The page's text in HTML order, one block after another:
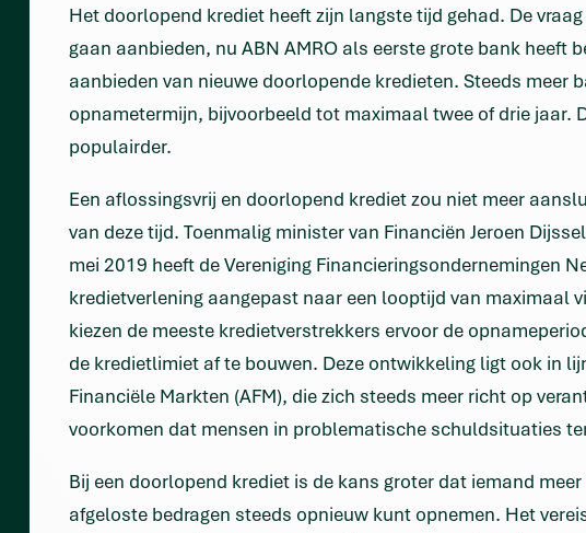
Het doorlopend krediet heeft zijn langste tijd gehad. De
gaan aanbieden, nu ABN AMRO als eerste grote bank heeft
aanbieden van nieuwe doorlopende kredieten. Steeds meer
opnametermijn, bijvoorbeeld tot maximaal twee of drie jaar.
populairder.
Een aflossingsvrij en doorlopend krediet zou niet meer
van deze tijd. Toenmalig minister van Financiën Jeroen
mei 2019 heeft de Vereniging Financieringsondernemingen
kredietverlening aangepast naar een looptijd van maximaal
kiezen de meeste kredietverstrekkers ervoor de
de kredietlimiet af te bouwen. Deze ontwikkeling ligt ook in
Financiële Markten (AFM), die zich steeds meer richt op
voorkomen dat mensen in problematische schuldsituaties
Bij een doorlopend krediet is de kans groter dat iemand
afgeloste bedragen steeds opnieuw kunt opnemen. Het